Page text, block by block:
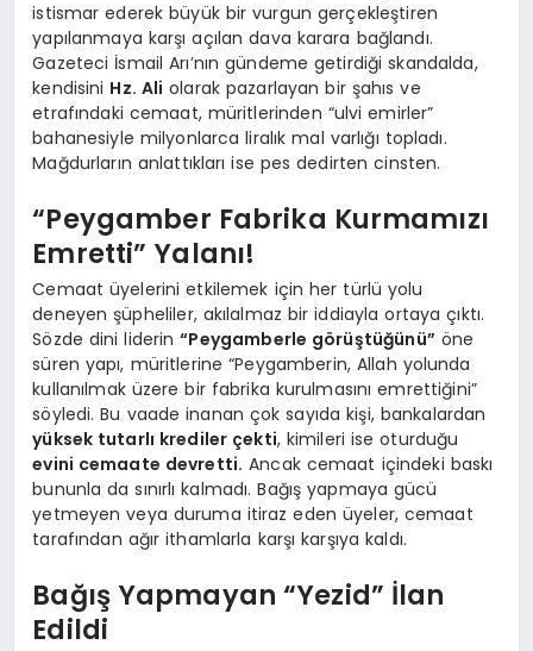
istismar ederek büyük bir vurgun gerçekleştiren
yapılanmaya karşı açılan dava karara bağlandı.
Gazeteci İsmail Arı’nın gündeme getirdiği skandalda,
kendisini Hz. Ali olarak pazarlayan bir şahıs ve
etrafındaki cemaat, müritlerinden “ulvi emirler”
bahanesiyle milyonlarca liralık mal varlığı topladı.
Mağdurların anlattıkları ise pes dedirten cinsten.
“Peygamber Fabrika Kurmamızı
Emretti” Yalanı!
Cemaat üyelerini etkilemek için her türlü yolu
deneyen şüpheliler, akılalmaz bir iddiayla ortaya çıktı.
Sözde dini liderin“Peygamberle görüştüğünü” öne
süren yapı, müritlerine “Peygamberin, Allah yolunda
kullanılmak üzere bir fabrika kurulmasını emrettiğini”
söyledi. Bu vaade inanan çok sayıda kişi, bankalardan
yüksek tutarlı krediler çekti, kimileri ise oturduğu
evini cemaate devretti. Ancak cemaat içindeki baskı
bununla da sınırlı kalmadı. Bağış yapmaya gücü
yetmeyen veya duruma itiraz eden üyeler, cemaat
tarafından ağır ithamlarla karşı karşıya kaldı.
Bağış Yapmayan “Yezid” İlan
Edildi